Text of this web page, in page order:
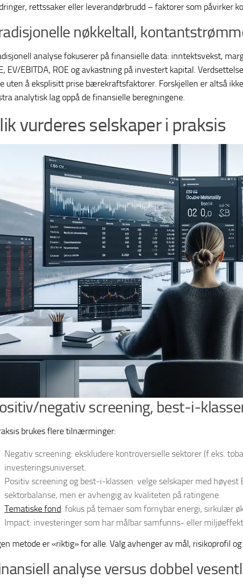
rettssaker eller leverandørbrudd – faktorer som påvirker
nøkkeltall,
analyse fokuserer på finansielle data: inntektsvekst,
EV/EBITDA, ROE og avkastning på investert kapital.
uten å eksplisitt prise bærekraftsfaktorer. Forskjellen er altså
analytisk lag oppå de finansielle beregningene.
vurderes selskaper i praksis
negativ screening, best-i-
brukes flere tilnærminger:
Negativ screening: ekskludere kontroversielle sektorer (f.eks.
investeringsuniverset.
Positiv screening og best‑i‑klassen: velge selskaper med
sektorbalanse, men er avhengig av kvaliteten på ratingene.
Tematiske fond: fokus på temaer som fornybar energi, sirkulær
Impact: investeringer som har målbar samfunns- eller
metode er «riktig» for alle. Valg avhenger av mål, risikoprofil
analyse versus dobbel